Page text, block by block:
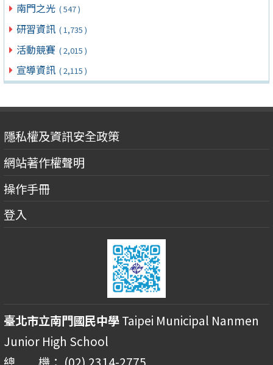
南門之光 ( 547 )
研習資訊 ( 1,735 )
活動競賽 ( 2,015 )
宣導資訊 ( 2,115 )
隱私權及資訊安全政策
網站著作權聲明
操作手冊
登入
臺北市立南門國民中學Taipei Municipal Nanmen
Junior High School